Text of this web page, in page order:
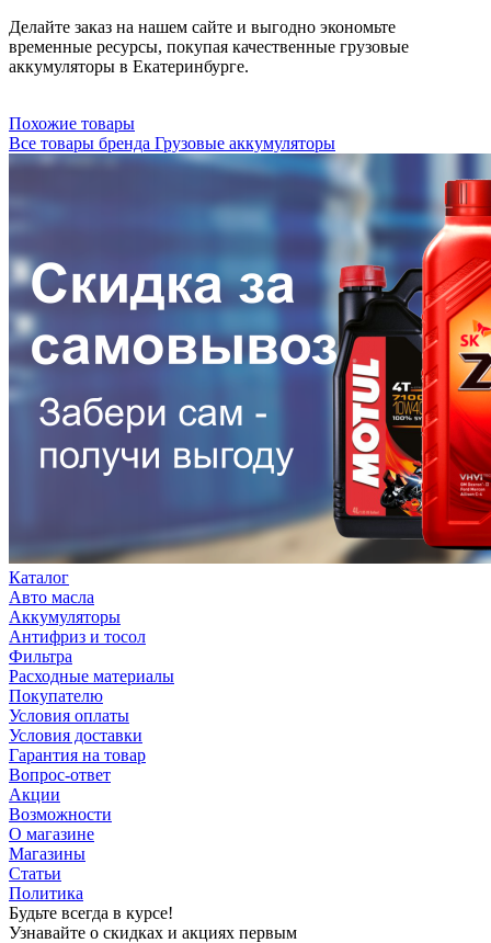
Делайте заказ на нашем сайте и выгодно экономьте
временные ресурсы, покупая качественные грузовые
аккумуляторы в Екатеринбурге.
Похожие товары
Все товары бренда Грузовые аккумуляторы
Каталог
Авто масла
Аккумуляторы
Антифриз и тосол
Фильтра
Расходные материалы
Покупателю
Условия оплаты
Условия доставки
Гарантия на товар
Вопрос-ответ
Акции
Возможности
О магазине
Магазины
Статьи
Политика
Будьте всегда в курсе!
Узнавайте о скидках и акциях первым